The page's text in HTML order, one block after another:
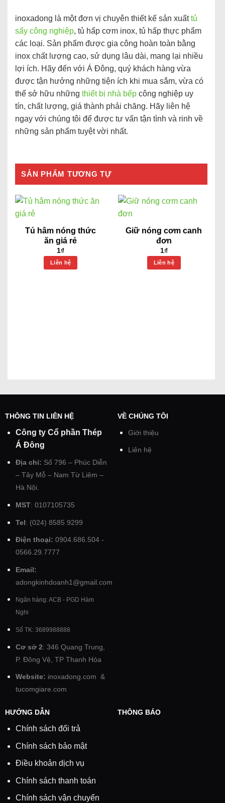
inoxadong là một đơn vị chuyên thiết kế sản xuấttủ
sấy công nghiệp, tủ hấp cơm inox, tủ hấp thực phẩm
các loại. Sản phẩm được gia công hoàn toàn bằng
inox chất lượng cao, sử dụng lâu dài, mang lại nhiều
lợi ích. Hãy đến với Á Đông, quý khách hàng vừa
được tận hưởng những tiện ích khi mua sắm, vừa có
thể sở hữu những thiết bị nhà bếp công nghiệp uy
tín, chất lượng, giá thành phải chăng. Hãy liên hệ
ngay với chúng tôi để được tư vấn tận tình và rinh về
những sản phẩm tuyệt vời nhất.
SẢN PHẨM TƯƠNG TỰ
Tủ hâm nóng thức
ăn giá rẻ
1₫
Liên hệ
Giữ nóng cơm canh
đơn
1₫
Liên hệ
THÔNG TIN LIÊN HỆ
Công ty Cổ phần Thép
Á Đông
Địa chỉ: Số 796 – Phúc Diễn
– Tây Mỗ – Nam Từ Liêm –
Hà Nội.
MST: 0107105735
Tel: (024) 8585 9299
Điện thoại: 0904.686.504 -
0566.29.7777
Email:
adongkinhdoanh1@gmail.com
Ngân hàng: ACB - PGD Hàm
Nghi
Số TK: 3689988888
Cơ sở 2: 346 Quang Trung,
P. Đông Vệ, TP Thanh Hóa
Website: inoxadong.com &
tucomgiare.com
VỀ CHÚNG TÔI
Giới thiệu
Liên hệ
HƯỚNG DẪN
Chính sách đổi trả
Chính sách bảo mật
Điều khoản dịch vụ
Chính sách thanh toán
Chính sách vận chuyển
THÔNG BÁO